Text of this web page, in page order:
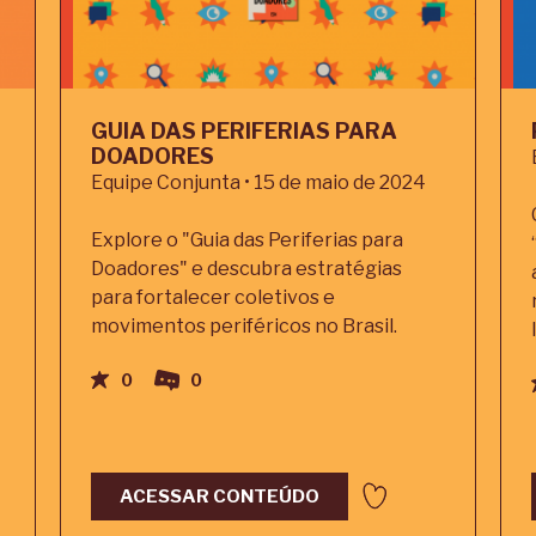
GUIA DAS PERIFERIAS PARA
DOADORES
Equipe Conjunta • 15 de maio de 2024
Explore o "Guia das Periferias para
Doadores" e descubra estratégias
para fortalecer coletivos e
movimentos periféricos no Brasil.
0 0
ACESSAR CONTEÚDO